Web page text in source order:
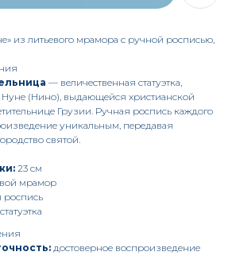
из литьевого мрамора с ручной росписью,
— величественная статуэтка,
(Нино), выдающейся христианской
Грузии. Ручная роспись каждого
уникальным, передавая
святой.
23 см
мрамор
роспись
достоверное воспроизведение